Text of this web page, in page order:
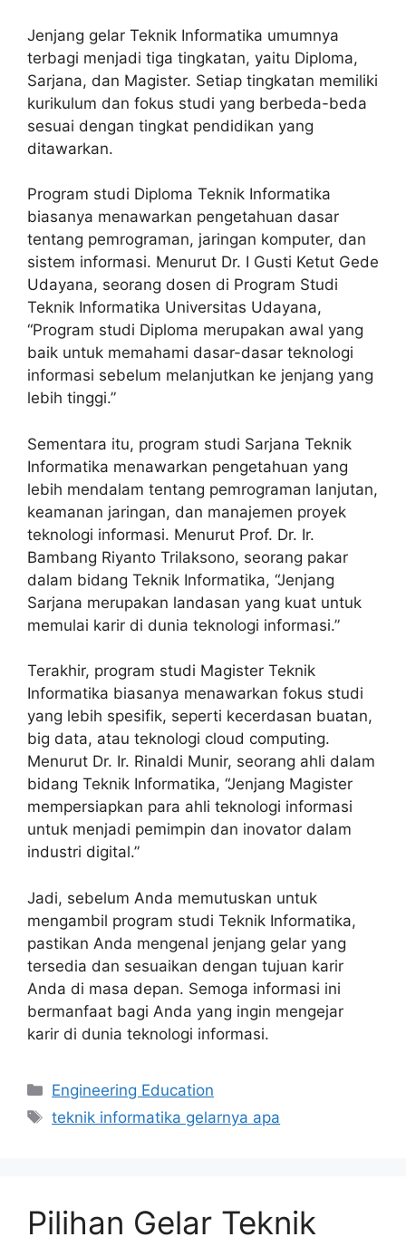
Jenjang gelar Teknik Informatika umumnya
terbagi menjadi tiga tingkatan, yaitu Diploma,
Sarjana, dan Magister. Setiap tingkatan memiliki
kurikulum dan fokus studi yang berbeda-beda
sesuai dengan tingkat pendidikan yang
ditawarkan.
Program studi Diploma Teknik Informatika
biasanya menawarkan pengetahuan dasar
tentang pemrograman, jaringan komputer, dan
sistem informasi. Menurut Dr. I Gusti Ketut Gede
Udayana, seorang dosen di Program Studi
Teknik Informatika Universitas Udayana,
“Program studi Diploma merupakan awal yang
baik untuk memahami dasar-dasar teknologi
informasi sebelum melanjutkan ke jenjang yang
lebih tinggi.”
Sementara itu, program studi Sarjana Teknik
Informatika menawarkan pengetahuan yang
lebih mendalam tentang pemrograman lanjutan,
keamanan jaringan, dan manajemen proyek
teknologi informasi. Menurut Prof. Dr. Ir.
Bambang Riyanto Trilaksono, seorang pakar
dalam bidang Teknik Informatika, “Jenjang
Sarjana merupakan landasan yang kuat untuk
memulai karir di dunia teknologi informasi.”
Terakhir, program studi Magister Teknik
Informatika biasanya menawarkan fokus studi
yang lebih spesifik, seperti kecerdasan buatan,
big data, atau teknologi cloud computing.
Menurut Dr. Ir. Rinaldi Munir, seorang ahli dalam
bidang Teknik Informatika, “Jenjang Magister
mempersiapkan para ahli teknologi informasi
untuk menjadi pemimpin dan inovator dalam
industri digital.”
Jadi, sebelum Anda memutuskan untuk
mengambil program studi Teknik Informatika,
pastikan Anda mengenal jenjang gelar yang
tersedia dan sesuaikan dengan tujuan karir
Anda di masa depan. Semoga informasi ini
bermanfaat bagi Anda yang ingin mengejar
karir di dunia teknologi informasi.
Kategori
Engineering Education
Tag
teknik informatika gelarnya apa
Pilihan Gelar Teknik